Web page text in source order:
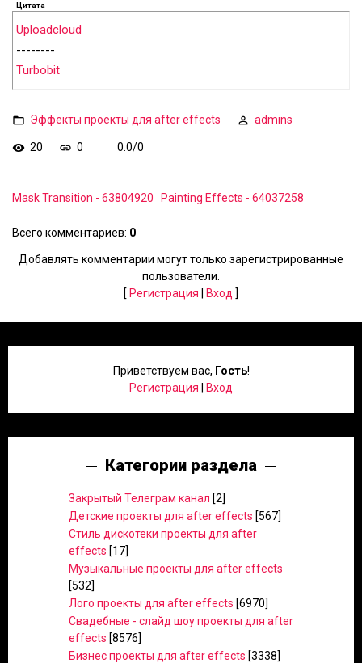
Цитата
Uploadcloud
--------
Turbobit
Эффекты проекты для after effects admins
20 0 0.0/0
Mask Transition - 63804920 Painting Effects - 64037258
Всего комментариев: 0
Добавлять комментарии могут только зарегистрированные
пользователи.
[ Регистрация Вход ]
Приветствуем вас, Гость!
Регистрация
Вход
Категории раздела
Закрытый Телеграм канал [2]
Детские проекты для after effects [567]
Стиль дискотеки проекты для after
effects [17]
Музыкальные проекты для after effects
[532]
Лого проекты для after effects [6970]
Свадебные - слайд шоу проекты для after
effects [8576]
Бизнес проекты для after effects [3338]